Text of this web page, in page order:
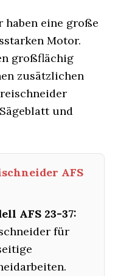
haben eine große
Motor.
großflächig
zusätzlichen
und
AFS
AFS 23-37:
für